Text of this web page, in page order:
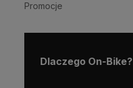
Promocje
Dlaczego On-Bike?